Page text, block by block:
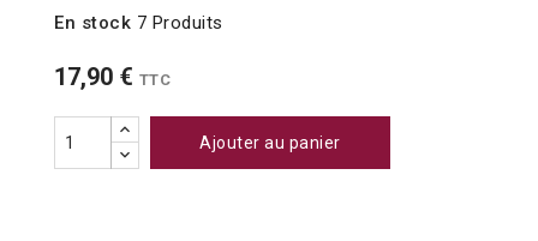
En stock 7 Produits
17,90 € TTC
Ajouter au panier